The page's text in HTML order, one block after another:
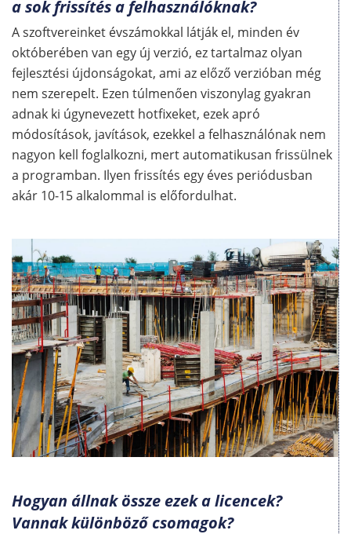
a sok frissítés a felhasználóknak?
A szoftvereinket évszámokkal látják el, minden év
októberében van egy új verzió, ez tartalmaz olyan
fejlesztési újdonságokat, ami az előző verzióban még
nem szerepelt. Ezen túlmenően viszonylag gyakran
adnak ki úgynevezett hotfixeket, ezek apró
módosítások, javítások, ezekkel a felhasználónak nem
nagyon kell foglalkozni, mert automatikusan frissülnek
a programban. Ilyen frissítés egy éves periódusban
akár 10-15 alkalommal is előfordulhat.
Hogyan állnak össze ezek a licencek?
Vannak különböző csomagok?